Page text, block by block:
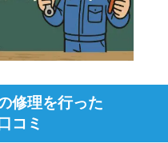
修理を行った
コミ